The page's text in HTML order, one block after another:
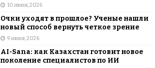
10 июня, 2026
Очки уходят в прошлое? Ученые нашли
новый способ вернуть четкое зрение
9 июня, 2026
AI-Sana: как Казахстан готовит новое
поколение специалистов по ИИ